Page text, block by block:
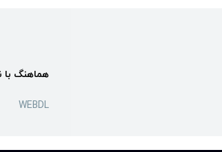
هماهنگ
WEBDL